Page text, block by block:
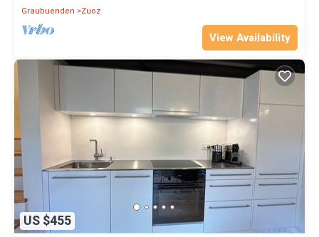
Graubuenden
Zuoz
View Availability
US $455